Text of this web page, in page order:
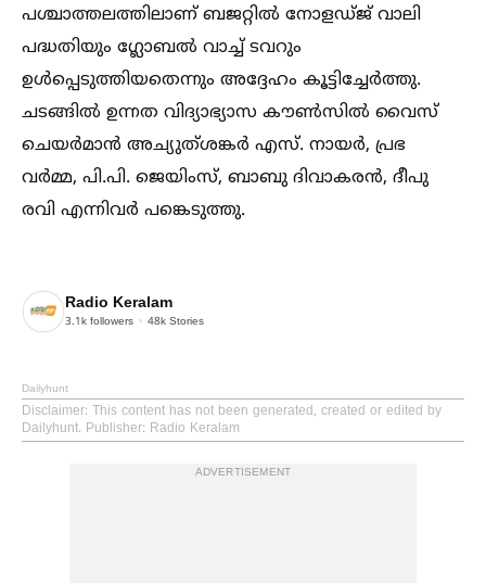
പശ്ചാത്തലത്തിലാണ് ബജറ്റില്‍ നോളഡ്ജ് വാലി
പദ്ധതിയും ഗ്ലോബല്‍ വാച്ച്‌ ടവറും
ഉള്‍പ്പെടുത്തിയതെന്നും അദ്ദേഹം കൂട്ടിച്ചേർത്തു.
ചടങ്ങില്‍ ഉന്നത വിദ്യാഭ്യാസ കൗണ്‍സില്‍ വൈസ്
ചെയർമാൻ അച്യുത്ശങ്കർ എസ്. നായർ, പ്രഭ
വർമ്മ, പി.പി. ജെയിംസ്, ബാബു ദിവാകരൻ, ദീപു
രവി എന്നിവർ പങ്കെടുത്തു.
Radio Keralam
3.1k followers 48k Stories
Dailyhunt
Disclaimer: This content has not been generated, created or edited by
Dailyhunt. Publisher: Radio Keralam
ADVERTISEMENT